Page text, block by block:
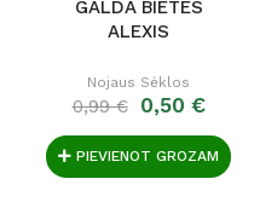
GALDA BIETES
ALEXIS
Nojaus Sėklos
0,99 € 0,50 €
PIEVIENOT GROZAM